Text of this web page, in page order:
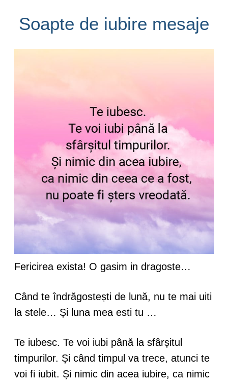
Soapte de iubire mesaje
Fericirea exista! O gasim in dragoste…
Când te îndrăgostești de lună, nu te mai uiti
la stele… Și luna mea esti tu …
Te iubesc. Te voi iubi până la sfârșitul
timpurilor. Și când timpul va trece, atunci te
voi fi iubit. Și nimic din acea iubire, ca nimic